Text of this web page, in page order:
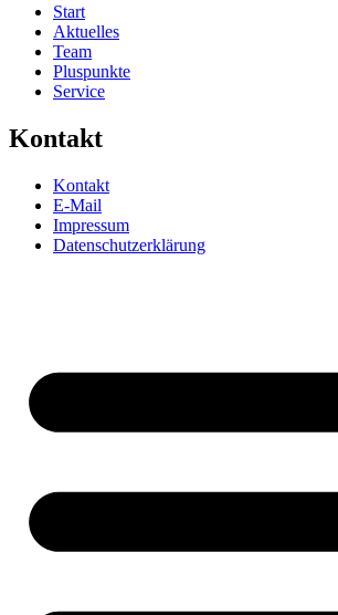
Start
Aktuelles
Team
Pluspunkte
Service
Kontakt
Kontakt
E-Mail
Impressum
Datenschutzerklärung